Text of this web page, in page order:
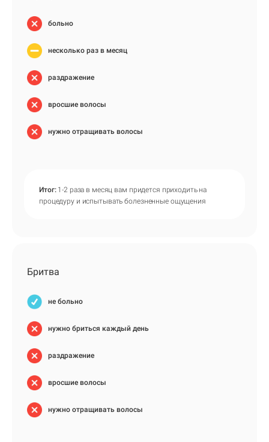
больно
несколько раз в месяц
раздражение
вросшие волосы
нужно отращивать волосы
Итог:1-2 раза в месяц вам придется приходить на
процедуру и испытывать болезненные ощущения
Бритва
не больно
нужно бриться каждый день
раздражение
вросшие волосы
нужно отращивать волосы